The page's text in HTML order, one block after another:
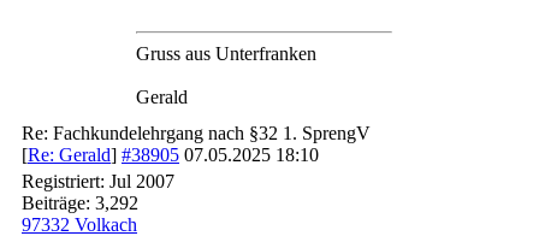
Gruss aus Unterfranken
Gerald
Re: Fachkundelehrgang nach §32 1. SprengV
[Re: Gerald] #38905 07.05.2025 18:10
Registriert: Jul 2007
Beiträge: 3,292
97332 Volkach